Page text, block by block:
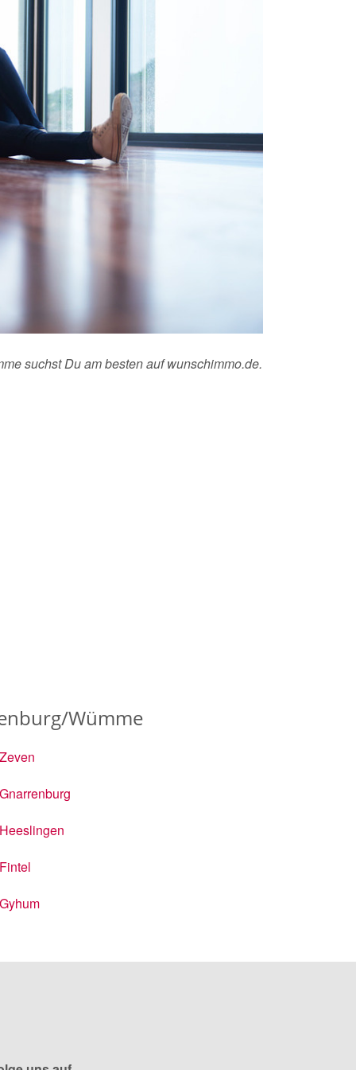
suchst Du am besten auf wunschimmo.de.
Wümme
Zeven
Gnarrenburg
Heeslingen
Fintel
Gyhum